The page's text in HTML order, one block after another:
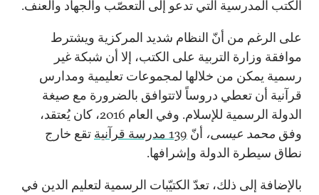
الكتب المدرسية التي تدعو إلى التعصّب والجهاد والعنف.
على الرغم من أنّ النظام شديد المركزية ويشترط
موافقة وزارة التربية على الكتب، إلا أن شبكة غير
رسمية يمكن من خلالها لمجموعات تعليمية ومدارس
قرآنية أن تعطي دروساً لاتتوافق بالضرورة مع صيغة
الدولة الرسمية للإسلام. وفي العام 2016، كان يُعتقد،
وفق محمد عيسى، أنّ 139 مدرسة قرآنية
تقع خارج
نطاق سيطرة الدولة وإشرافها.
بالإضافة إلى ذلك، تعدّ الكتيّبات الرسمية لتعليم الدين في